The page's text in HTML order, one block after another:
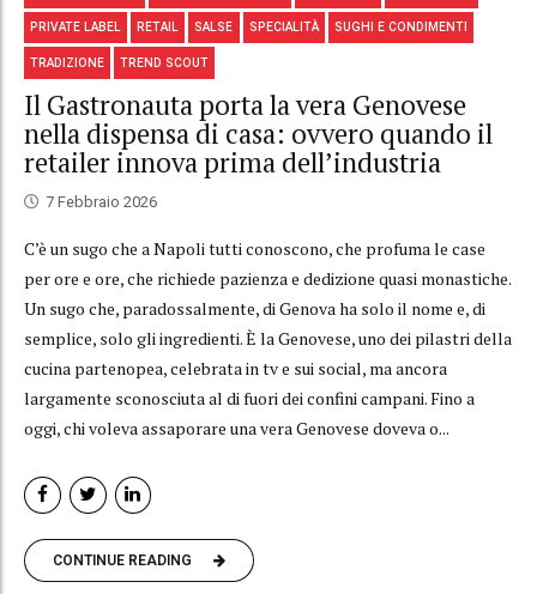
PRIVATE LABEL RETAIL SALSE SPECIALITÀ SUGHI E CONDIMENTI
TRADIZIONE TREND SCOUT
Il Gastronauta porta la vera Genovese
nella dispensa di casa: ovvero quando il
retailer innova prima dell’industria
7 Febbraio 2026
C’è un sugo che a Napoli tutti conoscono, che profuma le case
per ore e ore, che richiede pazienza e dedizione quasi monastiche.
Un sugo che, paradossalmente, di Genova ha solo il nome e, di
semplice, solo gli ingredienti. È la Genovese, uno dei pilastri della
cucina partenopea, celebrata in tv e sui social, ma ancora
largamente sconosciuta al di fuori dei confini campani. Fino a
oggi, chi voleva assaporare una vera Genovese doveva o...
CONTINUE READING